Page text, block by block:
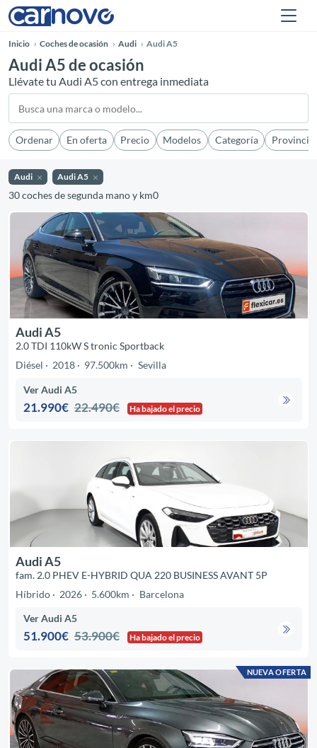
Inicio Coches de ocasión Audi Audi A5
Audi A5 de ocasión
Llévate tu Audi A5 con entrega inmediata
Ordenar En oferta Precio Modelos Categoría Provincia
Audi Audi A5
30 coches de segunda mano y km0
Audi A5
2.0 TDI 110kW S tronic Sportback
Diésel
2018 97.500km Sevilla
Ver Audi A5
21.990€ 22.490€ Ha bajado el precio
Audi A5
fam. 2.0 PHEV E-HYBRID QUA 220 BUSINESS AVANT 5P
Híbrido
2026 5.600km Barcelona
Ver Audi A5
51.900€ 53.900€ Ha bajado el precio
NUEVA OFERTA